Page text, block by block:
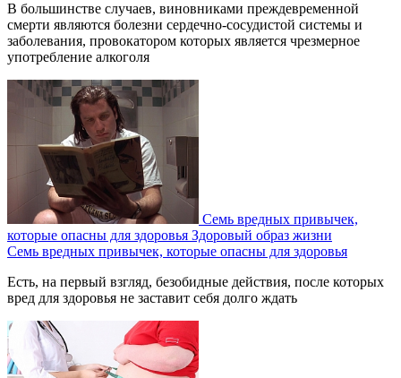
В большинстве случаев, виновниками преждевременной
смерти являются болезни сердечно-сосудистой системы и
заболевания, провокатором которых является чрезмерное
употребление алкоголя
Семь вредных привычек,
которые опасны для здоровья Здоровый образ жизни
Семь вредных привычек, которые опасны для здоровья
Есть, на первый взгляд, безобидные действия, после которых
вред для здоровья не заставит себя долго ждать